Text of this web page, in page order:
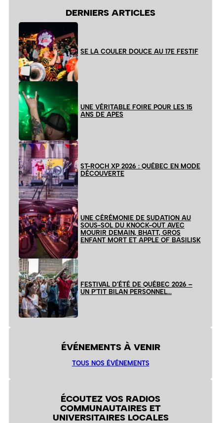
DERNIERS ARTICLES
SE LA COULER DOUCE AU 17E FESTIF
UNE VÉRITABLE FOIRE POUR LES 15
ANS DE APES
ST-ROCH XP 2026 : QUÉBEC EN MODE
DÉCOUVERTE
UNE CÉRÉMONIE DE SUDATION AU
SOUS-SOL DU KNOCK-OUT AVEC
MOURIR DEMAIN, BHATT, GROS
ENFANT MORT ET APPLE OF BASILISK
FESTIVAL D’ÉTÉ DE QUÉBEC 2026 –
UN P’TIT BILAN PERSONNEL…
ÉVÉNEMENTS À VENIR
TOUS NOS ÉVÉNEMENTS
ÉCOUTEZ VOS RADIOS
COMMUNAUTAIRES ET
UNIVERSITAIRES LOCALES